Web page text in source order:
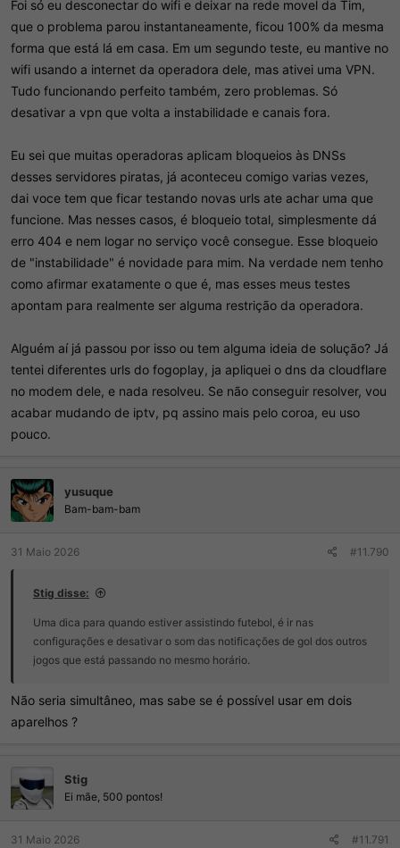
Foi só eu desconectar do wifi e deixar na rede movel da Tim,
que o problema parou instantaneamente, ficou 100% da mesma
forma que está lá em casa. Em um segundo teste, eu mantive no
wifi usando a internet da operadora dele, mas ativei uma VPN.
Tudo funcionando perfeito também, zero problemas. Só
desativar a vpn que volta a instabilidade e canais fora.
Eu sei que muitas operadoras aplicam bloqueios às DNSs
desses servidores piratas, já aconteceu comigo varias vezes,
dai voce tem que ficar testando novas urls ate achar uma que
funcione. Mas nesses casos, é bloqueio total, simplesmente dá
erro 404 e nem logar no serviço você consegue. Esse bloqueio
de "instabilidade" é novidade para mim. Na verdade nem tenho
como afirmar exatamente o que é, mas esses meus testes
apontam para realmente ser alguma restrição da operadora.
Alguém aí já passou por isso ou tem alguma ideia de solução? Já
tentei diferentes urls do fogoplay, ja apliquei o dns da cloudflare
no modem dele, e nada resolveu. Se não conseguir resolver, vou
acabar mudando de iptv, pq assino mais pelo coroa, eu uso
pouco.
yusuque
Bam-bam-bam
31 Maio 2026 #11.790
Stig disse:
Uma dica para quando estiver assistindo futebol, é ir nas
configurações e desativar o som das notificações de gol dos outros
jogos que está passando no mesmo horário.
Não seria simultâneo, mas sabe se é possível usar em dois
aparelhos ?
Stig
Ei mãe, 500 pontos!
31 Maio 2026 #11.791